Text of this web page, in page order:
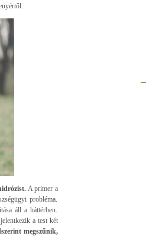
A primer a
probléma.
áll a háttérben.
a test két
megszűnik,